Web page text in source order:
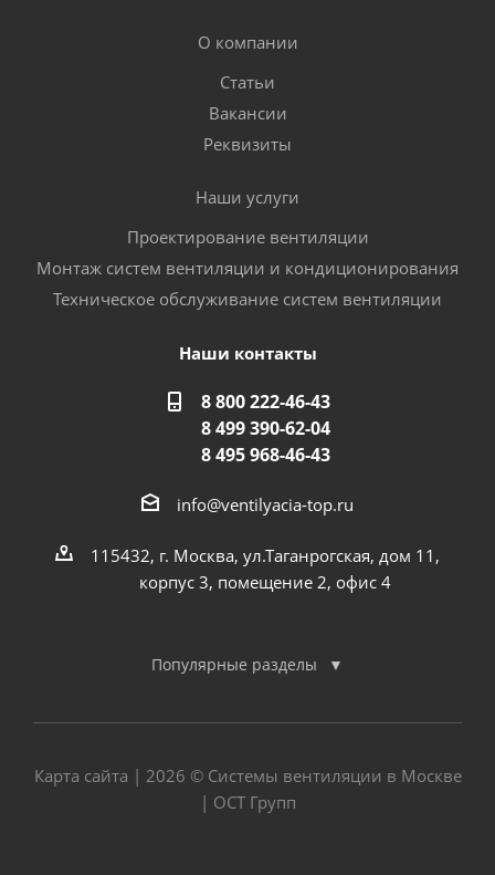
О компании
Статьи
Вакансии
Реквизиты
Наши услуги
Проектирование вентиляции
Монтаж систем вентиляции и кондиционирования
Техническое обслуживание систем вентиляции
Наши контакты
8 800 222-46-43
8 499 390-62-04
8 495 968-46-43
info@ventilyacia-top.ru
115432, г. Москва, ул.Таганрогская, дом 11,
корпус 3, помещение 2, офис 4
Популярные разделы
Карта сайта | 2026 © Системы вентиляции в Москве
| ОСТ Групп